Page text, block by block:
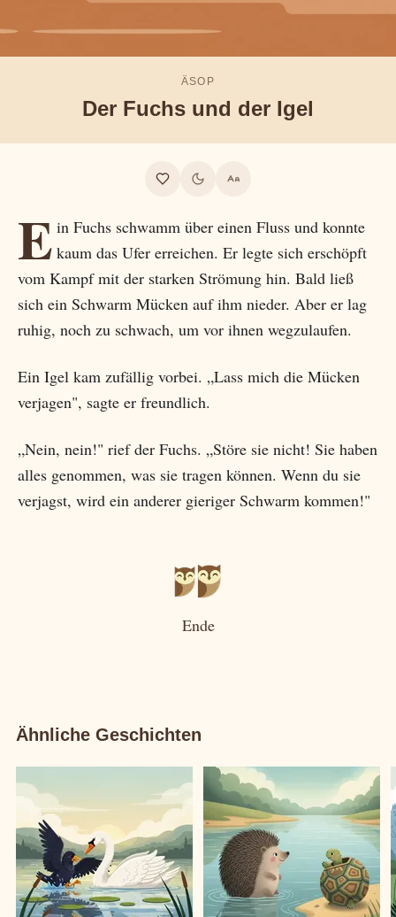
ÄSOP
Der Fuchs und der Igel
E in Fuchs schwamm über einen Fluss und konnte
kaum das Ufer erreichen. Er legte sich erschöpft
vom Kampf mit der starken Strömung hin. Bald ließ
sich ein Schwarm Mücken auf ihm nieder. Aber er lag
ruhig, noch zu schwach, um vor ihnen wegzulaufen.
Ein Igel kam zufällig vorbei. „Lass mich die Mücken
verjagen", sagte er freundlich.
„Nein, nein!" rief der Fuchs. „Störe sie nicht! Sie haben
alles genommen, was sie tragen können. Wenn du sie
verjagst, wird ein anderer gieriger Schwarm kommen!"
Ende
Ähnliche Geschichten